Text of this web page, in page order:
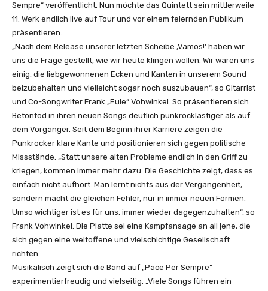
Sempre“ veröffentlicht. Nun möchte das Quintett sein mittlerweile
11. Werk endlich live auf Tour und vor einem feiernden Publikum
präsentieren.
„Nach dem Release unserer letzten Scheibe ‚Vamos!‘ haben wir
uns die Frage gestellt, wie wir heute klingen wollen. Wir waren uns
einig, die liebgewonnenen Ecken und Kanten in unserem Sound
beizubehalten und vielleicht sogar noch auszubauen“, so Gitarrist
und Co-Songwriter Frank „Eule“ Vohwinkel. So präsentieren sich
Betontod in ihren neuen Songs deutlich punkrocklastiger als auf
dem Vorgänger. Seit dem Beginn ihrer Karriere zeigen die
Punkrocker klare Kante und positionieren sich gegen politische
Missstände. „Statt unsere alten Probleme endlich in den Griff zu
kriegen, kommen immer mehr dazu. Die Geschichte zeigt, dass es
einfach nicht aufhört. Man lernt nichts aus der Vergangenheit,
sondern macht die gleichen Fehler, nur in immer neuen Formen.
Umso wichtiger ist es für uns, immer wieder dagegenzuhalten“, so
Frank Vohwinkel. Die Platte sei eine Kampfansage an all jene, die
sich gegen eine weltoffene und vielschichtige Gesellschaft
richten.
Musikalisch zeigt sich die Band auf „Pace Per Sempre“
experimentierfreudig und vielseitig. „Viele Songs führen ein